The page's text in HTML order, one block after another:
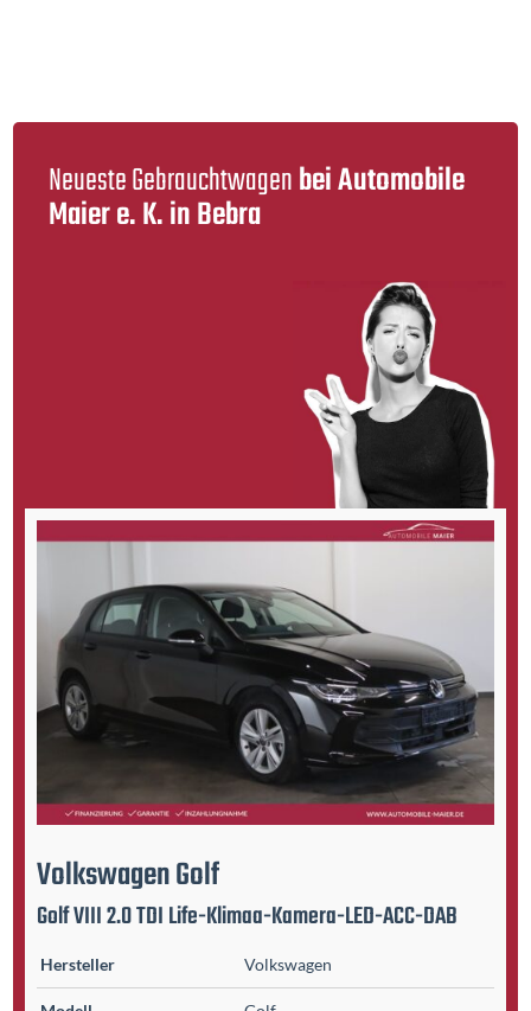
Neueste Gebraucht­wagenbei Automobile
Maier e. K. in Bebra
VolkswagenGolf
Golf VIII 2.0 TDI Life-Klimaa-Kamera-LED-ACC-DAB
Hersteller Volkswagen